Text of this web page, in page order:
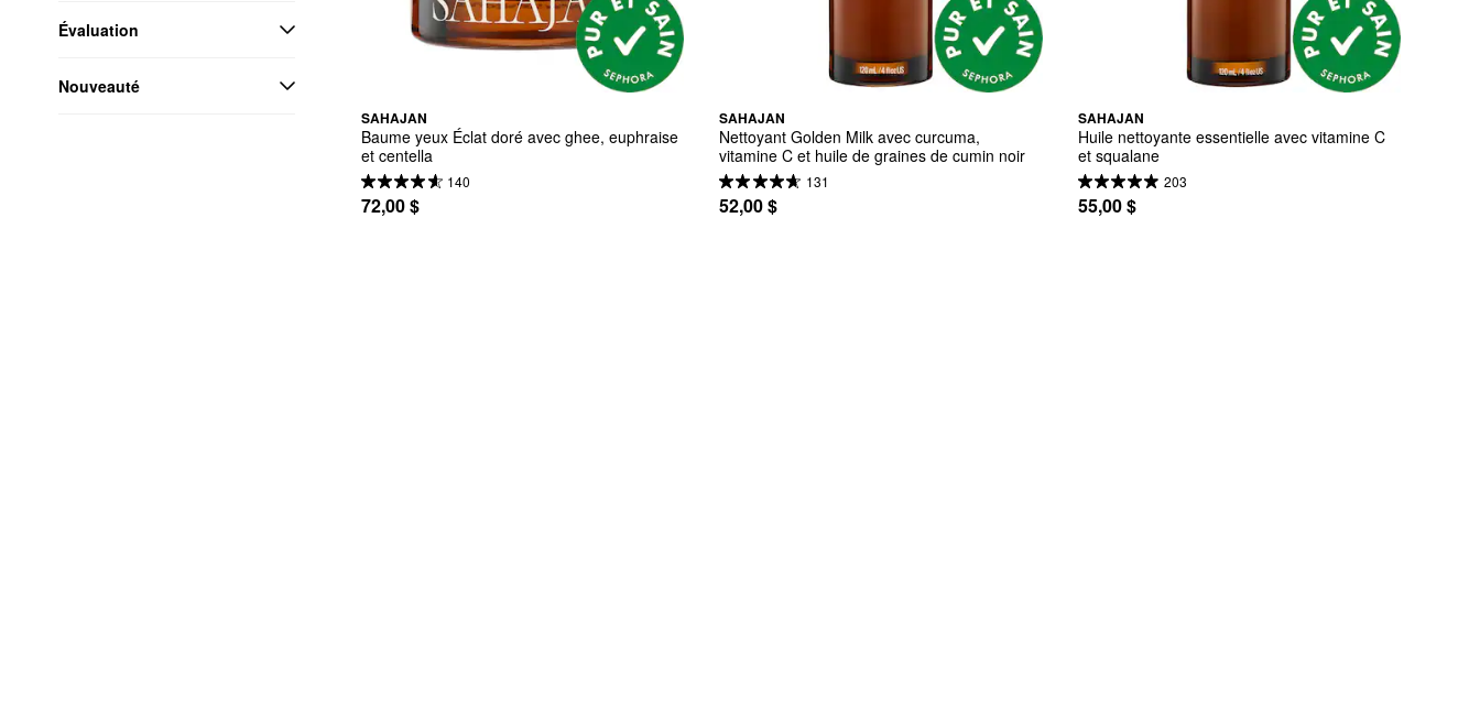
Évaluation
Nouveauté
SAHAJAN
Baume yeux Éclat doré avec ghee, euphraise
et centella
140
72,00 $
SAHAJAN
Nettoyant Golden Milk avec curcuma,
vitamine C et huile de graines de cumin noir
131
52,00 $
SAHAJAN
Huile nettoyante essentielle avec vitamine C
et squalane
203
55,00 $